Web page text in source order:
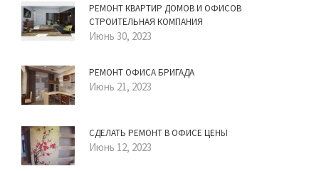
РЕМОНТ КВАРТИР ДОМОВ И ОФИСОВ
СТРОИТЕЛЬНАЯ КОМПАНИЯ
Июнь 30, 2023
РЕМОНТ ОФИСА БРИГАДА
Июнь 21, 2023
СДЕЛАТЬ РЕМОНТ В ОФИСЕ ЦЕНЫ
Июнь 12, 2023